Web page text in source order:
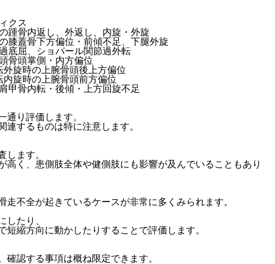
クス
踵骨内返し、外返し、内旋・外旋
膝蓋骨下方偏位・前傾不足、下腿外旋
底屈、ショパール関節過外転
骨頭掌側・内方偏位
外旋時の上腕骨頭後上方偏位
内旋時の上腕骨頭前方偏位
甲骨内転・後傾・上方回旋不足
通り評価します。
するものは特に注意します。
します。
く、患側肢全体や健側肢にも影響が及んでいることもあり
不全が起きているケースが非常に多くみられます。
したり、
縮方向に動かしたりすることで評価します。
認する事項は概ね限定できます。